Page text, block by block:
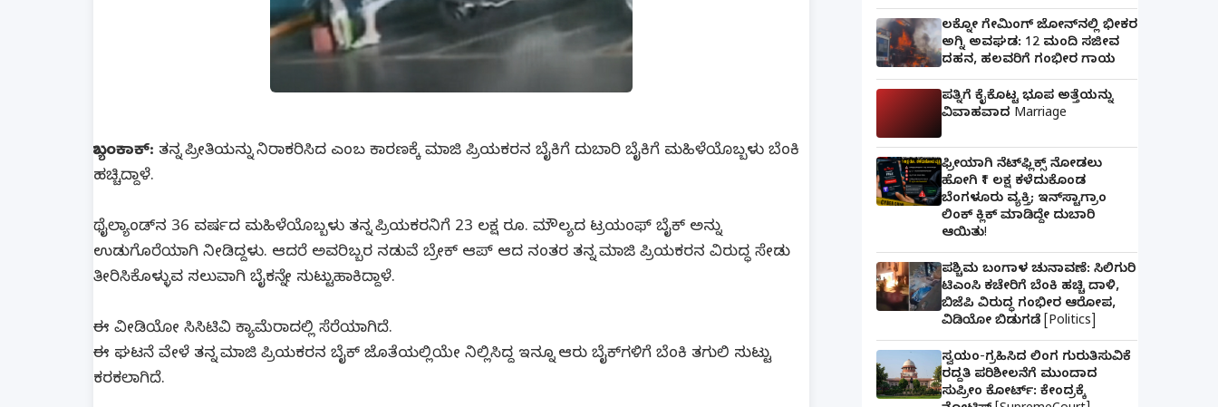
ಬ್ಯಾಂಕಾಕ್: ತನ್ನ ಪ್ರೀತಿಯನ್ನು ನಿರಾಕರಿಸಿದ ಎಂಬ ಕಾರಣಕ್ಕೆ ಮಾಜಿ ಪ್ರಿಯಕರನ ಬೈಕಿಗೆ ದುಬಾರಿ ಬೈಕಿಗೆ ಮಹಿಳೆಯೊಬ್ಬಳು ಬೆಂಕಿ
ಹಚ್ಚಿದ್ದಾಳೆ.
ಥೈಲ್ಯಾಂಡ್‍ನ 36 ವರ್ಷದ ಮಹಿಳೆಯೊಬ್ಬಳು ತನ್ನ ಪ್ರಿಯಕರನಿಗೆ 23 ಲಕ್ಷ ರೂ. ಮೌಲ್ಯದ ಟ್ರಯಂಫ್ ಬೈಕ್ ಅನ್ನು
ಉಡುಗೊರೆಯಾಗಿ ನೀಡಿದ್ದಳು. ಆದರೆ ಅವರಿಬ್ಬರ ನಡುವೆ ಬ್ರೇಕ್ ಆಪ್ ಆದ ನಂತರ ತನ್ನ ಮಾಜಿ ಪ್ರಿಯಕರನ ವಿರುದ್ಧ ಸೇಡು
ತೀರಿಸಿಕೊಳ್ಳುವ ಸಲುವಾಗಿ ಬೈಕನ್ನೇ ಸುಟ್ಟುಹಾಕಿದ್ದಾಳೆ.
ಈ ವೀಡಿಯೋ ಸಿಸಿಟಿವಿ ಕ್ಯಾಮೆರಾದಲ್ಲಿ ಸೆರೆಯಾಗಿದೆ.
ಈ ಘಟನೆ ವೇಳೆ ತನ್ನ ಮಾಜಿ ಪ್ರಿಯಕರನ ಬೈಕ್ ಜೊತೆಯಲ್ಲಿಯೇ ನಿಲ್ಲಿಸಿದ್ದ ಇನ್ನೂ ಆರು ಬೈಕ್‍ಗಳಿಗೆ ಬೆಂಕಿ ತಗುಲಿ ಸುಟ್ಟು
ಕರಕಲಾಗಿದೆ.
ಲಕ್ನೋ ಗೇಮಿಂಗ್ ಜೋನ್‌ನಲ್ಲಿ ಭೀಕರ
ಅಗ್ನಿ ಅವಘಡ: 12 ಮಂದಿ ಸಜೀವ
ದಹನ, ಹಲವರಿಗೆ ಗಂಭೀರ ಗಾಯ
ಪತ್ನಿಗೆ ಕೈಕೊಟ್ಟ ಭೂಪ ಅತ್ತೆಯನ್ನು
ವಿವಾಹವಾದ Marriage
ಫ್ರೀಯಾಗಿ ನೆಟ್‌ಫ್ಲಿಕ್ಸ್ ನೋಡಲು
ಹೋಗಿ ₹1 ಲಕ್ಷ ಕಳೆದುಕೊಂಡ
ಬೆಂಗಳೂರು ವ್ಯಕ್ತಿ; ಇನ್‌ಸ್ಟಾಗ್ರಾಂ
ಲಿಂಕ್ ಕ್ಲಿಕ್ ಮಾಡಿದ್ದೇ ದುಬಾರಿ
ಆಯಿತು!
ಪಶ್ಚಿಮ ಬಂಗಾಳ ಚುನಾವಣೆ: ಸಿಲಿಗುರಿ
ಟಿಎಂಸಿ ಕಚೇರಿಗೆ ಬೆಂಕಿ ಹಚ್ಚಿ ದಾಳಿ,
ಬಿಜೆಪಿ ವಿರುದ್ಧ ಗಂಭೀರ ಆರೋಪ,
ವಿಡಿಯೋ ಬಿಡುಗಡೆ [Politics]
ಸ್ವಯಂ-ಗ್ರಹಿಸಿದ ಲಿಂಗ ಗುರುತಿಸುವಿಕೆ
ರದ್ದತಿ ಪರಿಶೀಲನೆಗೆ ಮುಂದಾದ
ಸುಪ್ರೀಂ ಕೋರ್ಟ್: ಕೇಂದ್ರಕ್ಕೆ